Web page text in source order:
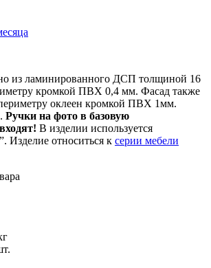
из ламинированного ДСП толщиной 16
кромкой ПВХ 0,4 мм. Фасад также
оклеен кромкой ПВХ 1мм.
Ручки на фото в базовую
В изделии используется
Изделие относиться к серии мебели